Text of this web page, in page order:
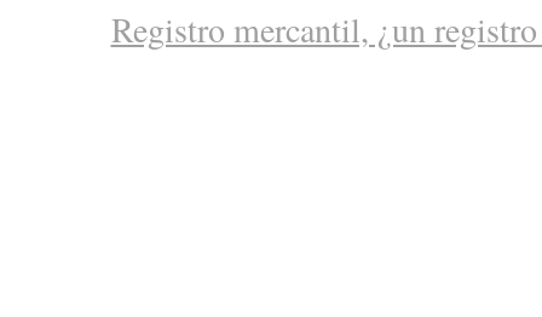
Registro mercantil, ¿un